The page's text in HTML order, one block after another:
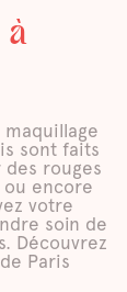
à
sont faits
rouges
ou encore
votre
soin de
Découvrez
Paris